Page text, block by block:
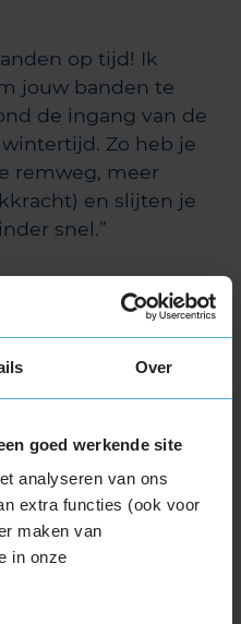
Over
goed werkende site
analyseren van ons
extra functies (ook voor
maken van
in onze
op tijd! Ik
jouw banden te
de ingang van de
Zo heb je
remweg, meer
en slijten je
snel.
reviews